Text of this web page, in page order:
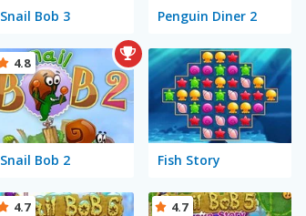
Snail Bob 3 Penguin Diner 2
Snail Bob 2
4.8
Fish Story
4.7 4.7